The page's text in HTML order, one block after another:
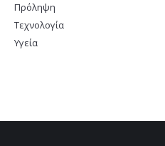
Πρόληψη
Τεχνολογία
Υγεία